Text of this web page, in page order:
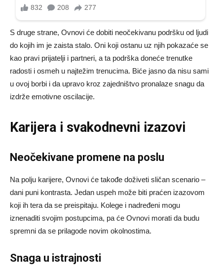
S druge strane, Ovnovi će dobiti neočekivanu podršku od ljudi
do kojih im je zaista stalo. Oni koji ostanu uz njih pokazaće se
kao pravi prijatelji i partneri, a ta podrška doneće trenutke
radosti i osmeh u najtežim trenucima. Biće jasno da nisu sami
u ovoj borbi i da upravo kroz zajedništvo pronalaze snagu da
izdrže emotivne oscilacije.
Karijera i svakodnevni izazovi
Neočekivane promene na poslu
Na polju karijere, Ovnovi će takođe doživeti sličan scenario –
dani puni kontrasta. Jedan uspeh može biti praćen izazovom
koji ih tera da se preispitaju. Kolege i nadređeni mogu
iznenaditi svojim postupcima, pa će Ovnovi morati da budu
spremni da se prilagode novim okolnostima.
Snaga u istrajnosti